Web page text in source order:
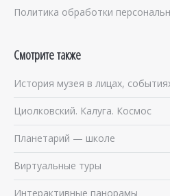
Политика обработки
Смотрите также
История музея в лицах,
Циолковский. Калуга. Космос
Планетарий — школе
Виртуальные туры
Интерактивные панорамы